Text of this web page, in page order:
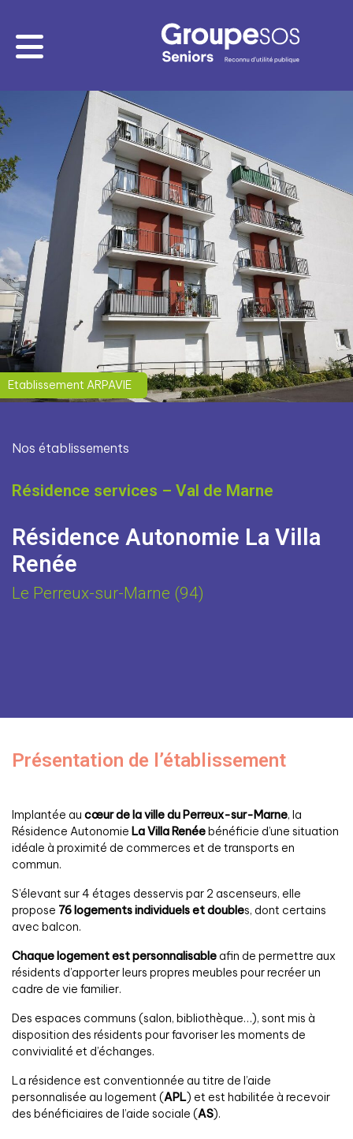
Nos établissements
Résidence services – Val de Marne
Résidence Autonomie La Villa
Renée
Le Perreux-sur-Marne (94)
Etablissement ARPAVIE
Présentation de l’établissement
Implantée au cœur de la ville du Perreux-sur-Marne, la
Résidence Autonomie La Villa Renéebénéficie d’une situation
idéale à proximité de commerces et de transports en
commun.
S’élevant sur 4 étages desservis par 2 ascenseurs, elle
propose 76 logements individuels et doubles, dont certains
avec balcon.
Chaque logement est personnalisable afin de permettre aux
résidents d’apporter leurs propres meubles pour recréer un
cadre de vie familier.
Des espaces communs (salon, bibliothèque…), sont mis à
disposition des résidents pour favoriser les moments de
convivialité et d’échanges.
La résidence est conventionnée au titre de l’aide
personnalisée au logement (APL) et est habilitée à recevoir
des bénéficiaires de l’aide sociale (AS).